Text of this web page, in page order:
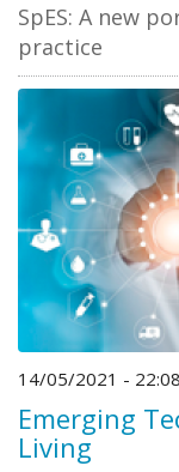
SpES: A new
practice
14/05/2021 -
Emerging
Living